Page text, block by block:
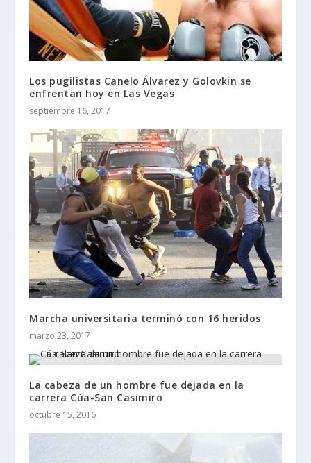
Los pugilistas Canelo Álvarez y Golovkin se
enfrentan hoy en Las Vegas
septiembre 16, 2017
Marcha universitaria terminó con 16 heridos
marzo 23, 2017
La cabeza de un hombre fue dejada en la
carrera Cúa-San Casimiro
octubre 15, 2016